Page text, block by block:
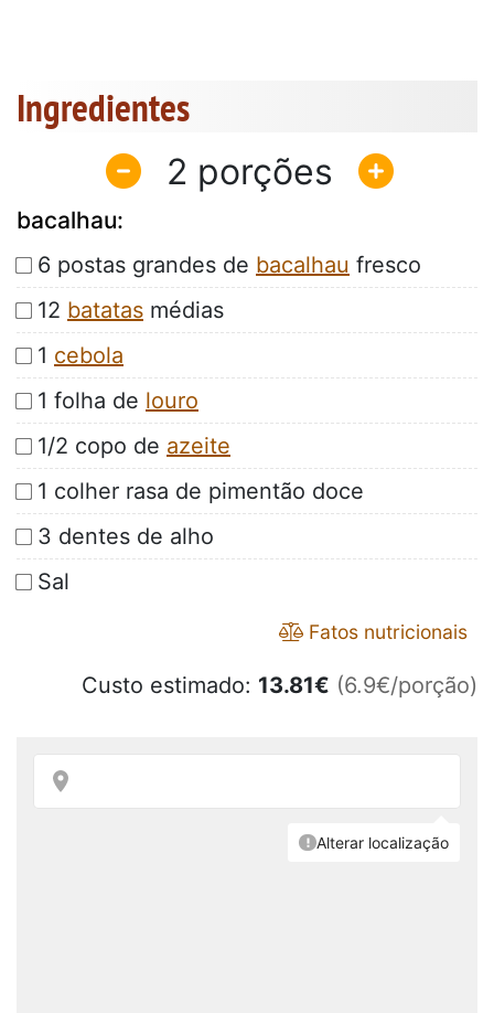
Ingredientes
2
bacalhau:
6 postas grandes de bacalhau fresco
12 batatas médias
1 cebola
1 folha de louro
1/2 copo de azeite
1 colher rasa de pimentão doce
3 dentes de alho
Sal
Fatos nutricionais
Custo estimado: 13.81€ (6.9€/porção)